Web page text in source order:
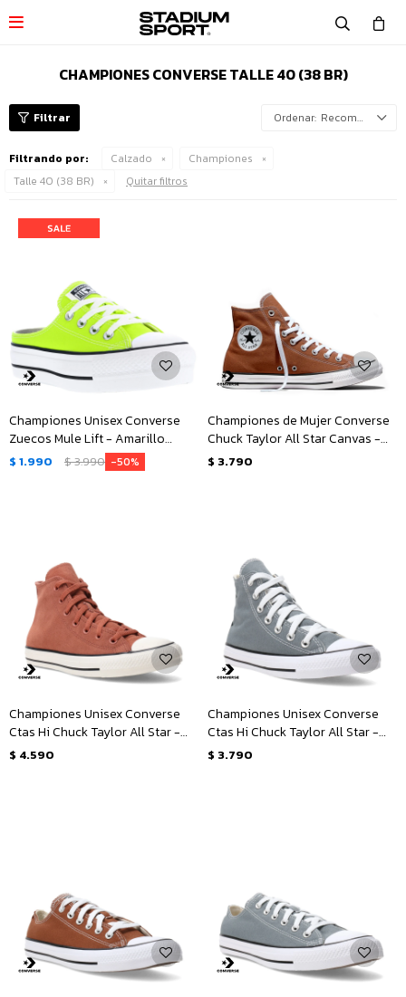

CHAMPIONES CONVERSE TALLE 40 (38 BR)
Recomendados
Filtrando por: Calzado
Championes
Talle 40 (38 BR)
Quitar filtros
Championes Unisex Converse
Zuecos Mule Lift - Amarillo
Limón
$ 1.990 $3.990 50
Championes de Mujer Converse
Chuck Taylor All Star Canvas -
Marrón
$ 3.790
Championes Unisex Converse
Ctas Hi Chuck Taylor All Star -
Marrón - Blanco
$ 4.590
Championes Unisex Converse
Ctas Hi Chuck Taylor All Star -
Gris
$ 3.790